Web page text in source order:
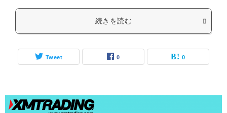
続きを読む
Tweet 0 0